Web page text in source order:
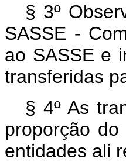
§ 3º
SASSE -
ao SASSE e
transferidas
§ 4º As
proporção
entidades ali